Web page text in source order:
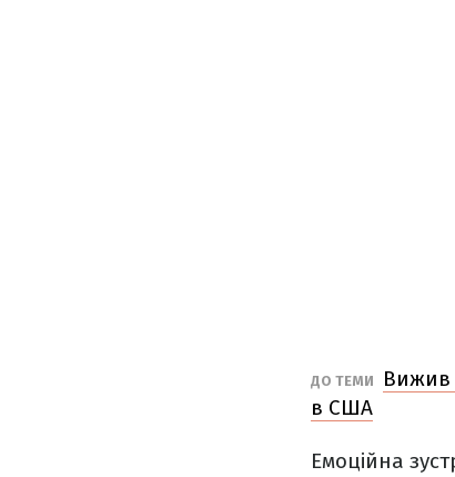
ДО ТЕМИ
Вижив
в США
Емоційна